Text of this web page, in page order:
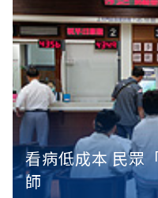
看病低成本 民眾
師